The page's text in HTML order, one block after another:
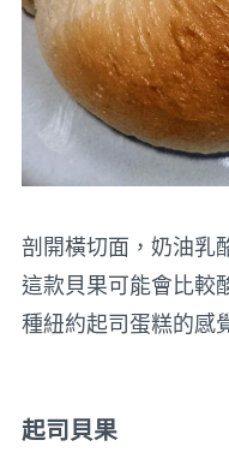
剖開橫切面，奶油乳
這款貝果可能會比較
種紐約起司蛋糕的感
起司貝果